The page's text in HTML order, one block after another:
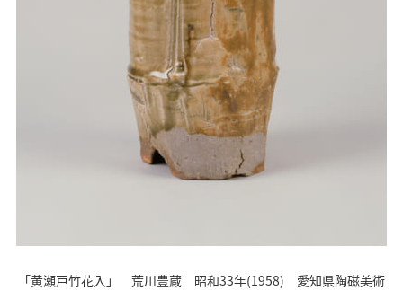
「黄瀬戸竹花入」 荒川豊蔵 昭和33年(1958) 愛知県陶磁美術